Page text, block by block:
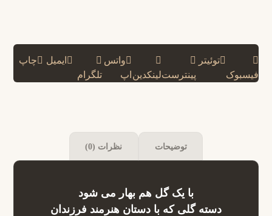
فیسبوک
توئیتر
پینترستلینکدین
واتس
اپ
تلگرام
ایمیل چاپ
توضیحات نظرات (0)
با یک گل هم بهار می شود
دسته گلی که با دستان هنرمند فرزندان